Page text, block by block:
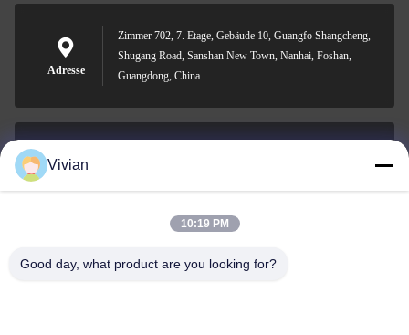
Adresse
Zimmer 702, 7. Etage, Gebäude 10, Guangfo Shangcheng,
Shugang Road, Sanshan New Town, Nanhai, Foshan,
Guangdong, China
0086-158-1879-0524
Vivian
10:19 PM
Good day, what product are you looking for?